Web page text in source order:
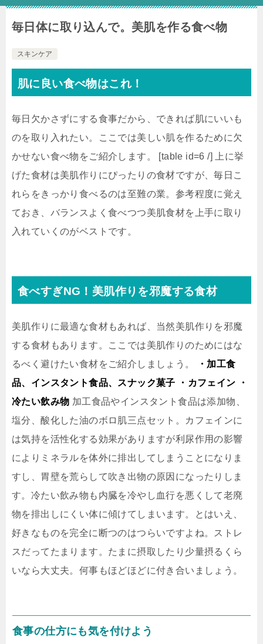
毎日体に取り込んで。美肌を作る食べ物
スキンケア
肌に良い食べ物はこれ！
毎日欠かさずにする食事だから、できれば肌にいいも
のを取り入れたい。ここでは美しい肌を作るために欠
かせない食べ物をご紹介します。 [table id=6 /] 上に挙
げた食材は美肌作りにぴったりの食材ですが、毎日こ
れらをきっかり食べるのは至難の業。参考程度に覚え
ておき、バランスよく食べつつ美肌食材を上手に取り
入れていくのがベストです。
食べすぎNG！美肌作りを邪魔する食材
美肌作りに最適な食材もあれば、当然美肌作りを邪魔
する食材もあります。ここでは美肌作りのためにはな
るべく避けたい食材をご紹介しましょう。
・加工食
品、インスタント食品、スナック菓子 ・カフェイン ・
冷たい飲み物 加工食品やインスタント食品は添加物、
塩分、酸化した油のボロ肌三点セット。カフェインに
は気持を活性化する効果がありますが利尿作用の影響
によりミネラルを体外に排出してしまうことになりま
すし、胃壁を荒らして吹き出物の原因になったりしま
す。冷たい飲み物も内臓を冷やし血行を悪くして老廃
物を排出しにくい体に傾けてしまいます。とはいえ、
好きなものを完全に断つのはつらいですよね。ストレ
スだってたまります。たまに摂取したり少量摂るくら
いなら大丈夫。何事もほどほどに付き合いましょう。
食事の仕方にも気を付けよう